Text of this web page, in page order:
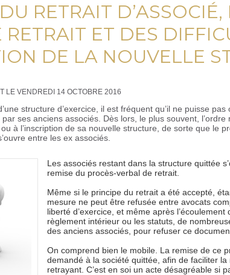
RETRAIT
ET DES
DE LA NOUVELLE
LE VENDREDI 14 OCTOBRE 2016
structure d’exercice, il est fréquent qu’il ne puisse
ses anciens associés. Dès lors, le plus souvent,
à l’inscription de sa nouvelle structure, de sorte que le
entre les ex associés.
Les associés restant dans la structure quittée
remise du procès-verbal de retrait.
Même si le principe du retrait a été accepté,
mesure ne peut être refusée entre avocats
liberté d’exercice, et même après
règlement intérieur ou les statuts, de
des anciens associés, pour refuser ce
On comprend bien le mobile. La remise de ce
demandé à la société quittée, afin de faciliter la
retrayant. C’est en soi un acte désagréable si